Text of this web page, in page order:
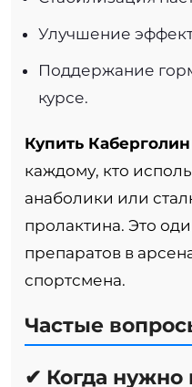
Улучшение
Поддержание
курсе.
Купить
каждому, кто
анаболики или
пролактина. Это
препаратов в
спортсмена.
Частые
✔ Когда нужно